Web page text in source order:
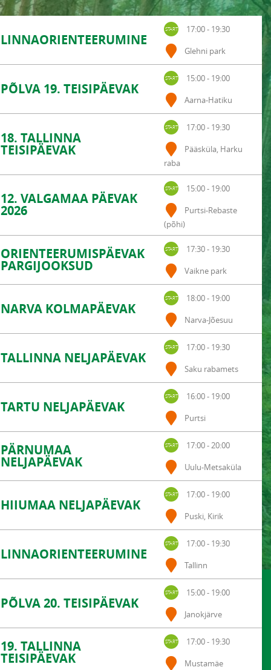
KONTAKT
LINNAORIENTEERUMINE
17:00 - 19:30
Glehni park
PÕLVA 19. TEISIPÄEVAK
15:00 - 19:00
Aarna-Hatiku
18. TALLINNA
TEISIPÄEVAK
17:00 - 19:30
Pääsküla, Harku
raba
12. VALGAMAA PÄEVAK
2026
15:00 - 19:00
Purtsi-Rebaste
(põhi)
ORIENTEERUMISPÄEVAK
PARGIJOOKSUD
17:30 - 19:30
Vaikne park
NARVA KOLMAPÄEVAK
18:00 - 19:00
Narva-Jõesuu
TALLINNA NELJAPÄEVAK
17:00 - 19:30
Saku rabamets
TARTU NELJAPÄEVAK
16:00 - 19:00
Purtsi
PÄRNUMAA
NELJAPÄEVAK
17:00 - 20:00
Uulu-Metsaküla
HIIUMAA NELJAPÄEVAK
17:00 - 19:00
Puski, Kirik
LINNAORIENTEERUMINE
17:00 - 19:30
Tallinn
PÕLVA 20. TEISIPÄEVAK
15:00 - 19:00
Janokjärve
19. TALLINNA
TEISIPÄEVAK
17:00 - 19:30
Mustamäe